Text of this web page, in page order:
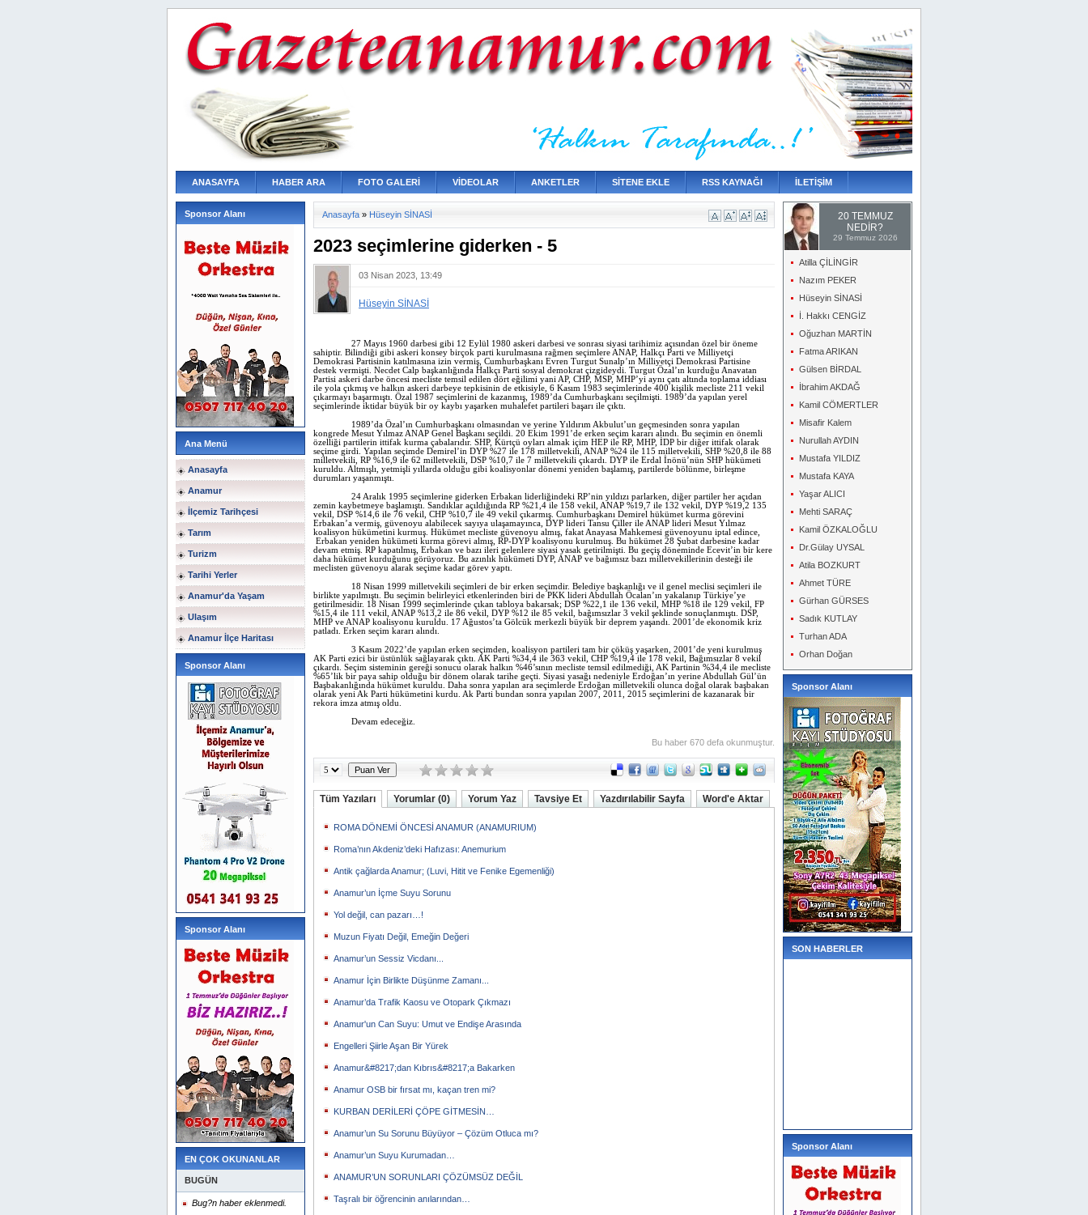
ANASAYFA HABER ARA FOTO GALERİ VİDEOLAR ANKETLER SİTENE EKLE RSS KAYNAĞI İLETİŞİM
Sponsor Alanı
Ana Menü
Anasayfa
Anamur
İlçemiz Tarihçesi
Tarım
Turizm
Tarihi Yerler
Anamur'da Yaşam
Ulaşım
Anamur İlçe Haritası
Sponsor Alanı
Sponsor Alanı
EN ÇOK OKUNANLAR
BUGÜN
Bug?n haber eklenmedi.
Anasayfa » Hüseyin SİNASİ
2023 seçimlerine giderken - 5
03 Nisan 2023, 13:49
Hüseyin SİNASİ
27 Mayıs 1960 darbesi gibi 12 Eylül 1980 askeri darbesi ve sonrası siyasi tarihimiz açısından özel bir öneme
sahiptir. Bilindiği gibi askeri konsey birçok parti kurulmasına rağmen seçimlere ANAP, Halkçı Parti ve Milliyetçi
Demokrasi Partisinin katılmasına izin vermiş, Cumhurbaşkanı Evren Turgut Sunalp’ın Milliyetçi Demokrasi Partisine
destek vermişti. Necdet Calp başkanlığında Halkçı Parti sosyal demokrat çizgideydi. Turgut Özal’ın kurduğu Anavatan
Partisi askeri darbe öncesi mecliste temsil edilen dört eğilimi yani AP, CHP, MSP, MHP’yi aynı çatı altında toplama iddiası
ile yola çıkmış ve halkın askeri darbeye tepkisinin de etkisiyle, 6 Kasım 1983 seçimlerinde 400 kişilik mecliste 211 vekil
çıkarmayı başarmıştı. Özal 1987 seçimlerini de kazanmış, 1989’da Cumhurbaşkanı seçilmişti. 1989’da yapılan yerel
seçimlerinde iktidar büyük bir oy kaybı yaşarken muhalefet partileri başarı ile çıktı.
1989’da Özal’ın Cumhurbaşkanı olmasından ve yerine Yıldırım Akbulut’un geçmesinden sonra yapılan
kongrede Mesut Yılmaz ANAP Genel Başkanı seçildi. 20 Ekim 1991’de erken seçim kararı alındı. Bu seçimin en önemli
özelliği partilerin ittifak kurma çabalarıdır. SHP, Kürtçü oyları almak içim HEP ile RP, MHP, İDP bir diğer ittifak olarak
seçime girdi. Yapılan seçimde Demirel’in DYP %27 ile 178 milletvekili, ANAP %24 ile 115 milletvekili, SHP %20,8 ile 88
milletvekili, RP %16,9 ile 62 milletvekili, DSP %10,7 ile 7 milletvekili çıkardı. DYP ile Erdal İnönü’nün SHP hükümeti
kuruldu. Altmışlı, yetmişli yıllarda olduğu gibi koalisyonlar dönemi yeniden başlamış, partilerde bölünme, birleşme
durumları yaşanmıştı.
24 Aralık 1995 seçimlerine giderken Erbakan liderliğindeki RP’nin yıldızı parlarken, diğer partiler her açıdan
zemin kaybetmeye başlamıştı. Sandıklar açıldığında RP %21,4 ile 158 vekil, ANAP %19,7 ile 132 vekil, DYP %19,2 135
vekil, DSP %14,6 ile 76 vekil, CHP %10,7 ile 49 vekil çıkarmış. Cumhurbaşkanı Demirel hükümet kurma görevini
Erbakan’a vermiş, güvenoyu alabilecek sayıya ulaşamayınca, DYP lideri Tansu Çiller ile ANAP lideri Mesut Yılmaz
koalisyon hükümetini kurmuş. Hükümet mecliste güvenoyu almış, fakat Anayasa Mahkemesi güvenoyunu iptal edince,
Erbakan yeniden hükümeti kurma görevi almış, RP-DYP koalisyonu kurulmuş. Bu hükümet 28 Şubat darbesine kadar
devam etmiş. RP kapatılmış, Erbakan ve bazı ileri gelenlere siyasi yasak getirilmişti. Bu geçiş döneminde Ecevit’in bir kere
daha hükümet kurduğunu görüyoruz. Bu azınlık hükümeti DYP, ANAP ve bağımsız bazı milletvekillerinin desteği ile
meclisten güvenoyu alarak seçime kadar görev yaptı.
18 Nisan 1999 milletvekili seçimleri de bir erken seçimdir. Belediye başkanlığı ve il genel meclisi seçimleri ile
birlikte yapılmıştı. Bu seçimin belirleyici etkenlerinden biri de PKK lideri Abdullah Öcalan’ın yakalanıp Türkiye’ye
getirilmesidir. 18 Nisan 1999 seçimlerinde çıkan tabloya bakarsak; DSP %22,1 ile 136 vekil, MHP %18 ile 129 vekil, FP
%15,4 ile 111 vekil, ANAP %13,2 ile 86 vekil, DYP %12 ile 85 vekil, bağımsızlar 3 vekil şeklinde sonuçlanmıştı. DSP,
MHP ve ANAP koalisyonu kuruldu. 17 Ağustos’ta Gölcük merkezli büyük bir deprem yaşandı. 2001’de ekonomik kriz
patladı. Erken seçim kararı alındı.
3 Kasım 2022’de yapılan erken seçimden, koalisyon partileri tam bir çöküş yaşarken, 2001’de yeni kurulmuş
AK Parti ezici bir üstünlük sağlayarak çıktı. AK Parti %34,4 ile 363 vekil, CHP %19,4 ile 178 vekil, Bağımsızlar 8 vekil
çıkardı. Seçim sisteminin gereği sonucu olarak halkın %46’sının mecliste temsil edilmediği, AK Partinin %34,4 ile mecliste
%65’lik bir paya sahip olduğu bir dönem olarak tarihe geçti. Siyasi yasağı nedeniyle Erdoğan’ın yerine Abdullah Gül’ün
Başbakanlığında hükümet kuruldu. Daha sonra yapılan ara seçimlerde Erdoğan milletvekili olunca doğal olarak başbakan
olarak yeni Ak Parti hükümetini kurdu. Ak Parti bundan sonra yapılan 2007, 2011, 2015 seçimlerini de kazanarak bir
rekora imza atmış oldu.
Devam edeceğiz.
Bu haber 670 defa okunmuştur.
Tüm Yazıları Yorumlar (0) Yorum Yaz Tavsiye Et Yazdırılabilir Sayfa Word'e Aktar
ROMA DÖNEMİ ÖNCESİ ANAMUR (ANAMURIUM)
Roma’nın Akdeniz’deki Hafızası: Anemurium
Antik çağlarda Anamur; (Luvi, Hitit ve Fenike Egemenliği)
Anamur’un İçme Suyu Sorunu
Yol değil, can pazarı…!
Muzun Fiyatı Değil, Emeğin Değeri
Anamur’un Sessiz Vicdanı...
Anamur İçin Birlikte Düşünme Zamanı...
Anamur’da Trafik Kaosu ve Otopark Çıkmazı
Anamur'un Can Suyu: Umut ve Endişe Arasında
Engelleri Şiirle Aşan Bir Yürek
Anamur&#8217;dan Kıbrıs&#8217;a Bakarken
Anamur OSB bir fırsat mı, kaçan tren mi?
KURBAN DERİLERİ ÇÖPE GİTMESİN…
Anamur’un Su Sorunu Büyüyor – Çözüm Otluca mı?
Anamur’un Suyu Kurumadan…
ANAMUR’UN SORUNLARI ÇÖZÜMSÜZ DEĞİL
Taşralı bir öğrencinin anılarından…
20 TEMMUZ
NEDİR?
29 Temmuz 2026
Atilla ÇİLİNGİR
Nazım PEKER
Hüseyin SİNASİ
İ. Hakkı CENGİZ
Oğuzhan MARTİN
Fatma ARIKAN
Gülsen BİRDAL
İbrahim AKDAĞ
Kamil CÖMERTLER
Misafir Kalem
Nurullah AYDIN
Mustafa YILDIZ
Mustafa KAYA
Yaşar ALICI
Mehti SARAÇ
Kamil ÖZKALOĞLU
Dr.Gülay UYSAL
Atila BOZKURT
Ahmet TÜRE
Gürhan GÜRSES
Sadık KUTLAY
Turhan ADA
Orhan Doğan
Sponsor Alanı
SON HABERLER
Sponsor Alanı